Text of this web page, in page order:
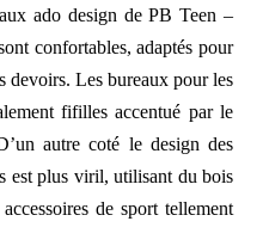
ado design de PB Teen –
confortables, adaptés pour
devoirs. Les bureaux pour les
fifilles accentué par le
autre coté le design des
est plus viril, utilisant du bois
de sport tellement